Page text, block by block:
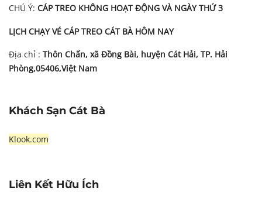
CHÚ Ý: CÁP TREO KHÔNG HOẠT ĐỘNG VÀ NGÀY THỨ 3
LỊCH CHẠY VÉ CÁP TREO CÁT BÀ HÔM NAY
Địa chỉ : Thôn Chấn, xã Đồng Bài, huyện Cát Hải, TP. Hải
Phòng,05406,Việt Nam
Khách Sạn Cát Bà
Klook.com
Liên Kết Hữu Ích